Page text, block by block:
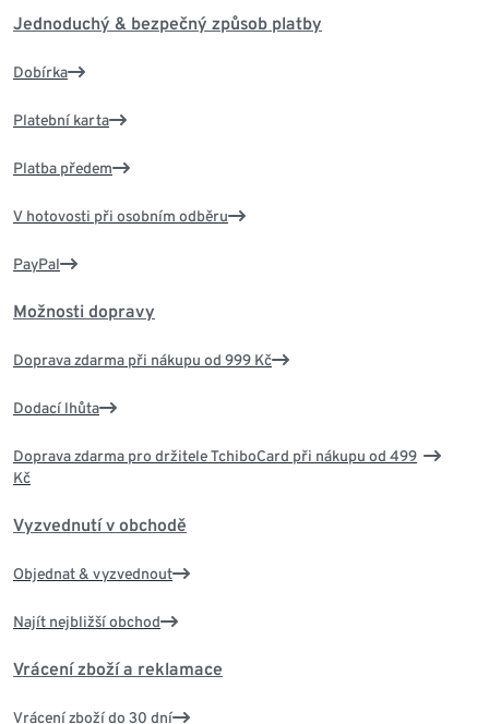
Jednoduchý & bezpečný způsob platby
Dobírka
Platební karta
Platba předem
V hotovosti při osobním odběru
PayPal
Možnosti dopravy
Doprava zdarma při nákupu od 999 Kč
Dodací lhůta
Doprava zdarma pro držitele TchiboCard při nákupu od 499
Kč
Vyzvednutí v obchodě
Objednat & vyzvednout
Najít nejbližší obchod
Vrácení zboží a reklamace
Vrácení zboží do 30 dní